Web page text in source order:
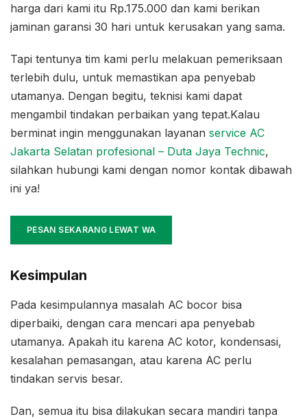
harga dari kami itu Rp.175.000 dan kami berikan
jaminan garansi 30 hari untuk kerusakan yang sama.
Tapi tentunya tim kami perlu melakuan pemeriksaan
terlebih dulu, untuk memastikan apa penyebab
utamanya. Dengan begitu, teknisi kami dapat
mengambil tindakan perbaikan yang tepat.Kalau
berminat ingin menggunakan layanan service AC
Jakarta Selatan profesional – Duta Jaya Technic,
silahkan hubungi kami dengan nomor kontak dibawah
ini ya!
PESAN SEKARANG LEWAT WA
Kesimpulan
Pada kesimpulannya masalah AC bocor bisa
diperbaiki, dengan cara mencari apa penyebab
utamanya. Apakah itu karena AC kotor, kondensasi,
kesalahan pemasangan, atau karena AC perlu
tindakan servis besar.
Dan, semua itu bisa dilakukan secara mandiri tanpa